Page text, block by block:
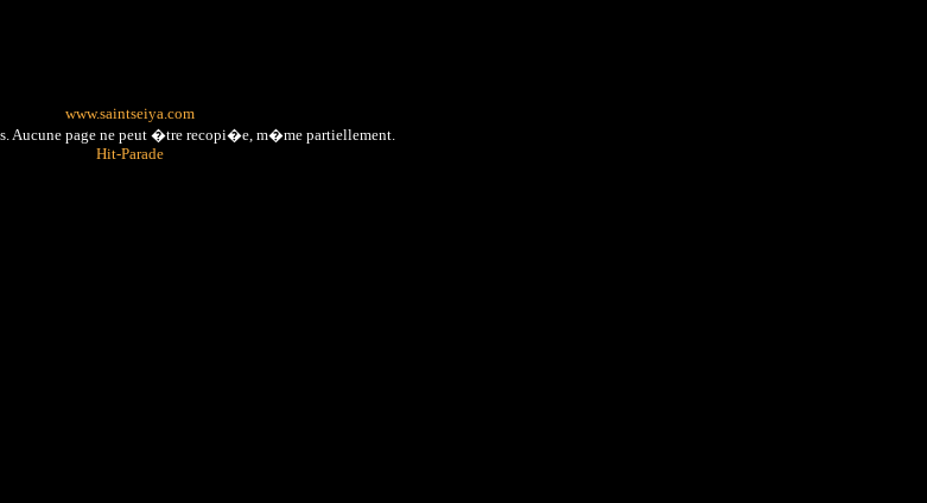
www.saintseiya.com
Aucune page ne peut �tre recopi�e, m�me partiellement.